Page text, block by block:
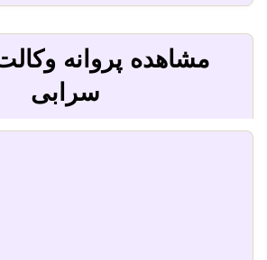
مشاهده پروانه
سرابی